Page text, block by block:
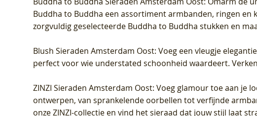
Buddha to Buddha een assortiment armbanden, ringen
zorgvuldig geselecteerde Buddha to Buddha stukken en
Blush Sieraden Amsterdam Oost: Voeg een vleugje
perfect voor wie understated schoonheid waardeert.
ZINZI Sieraden Amsterdam Oost: Voeg glamour toe aan je
ontwerpen, van sprankelende oorbellen tot verfijnde
onze ZINZI-collectie en vind het sieraad dat jouw stijl laat